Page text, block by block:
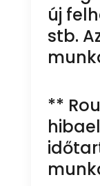
új
stb.
**